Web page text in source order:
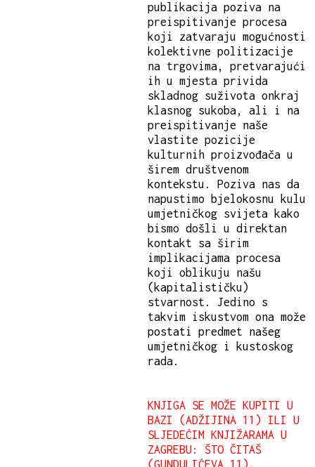
publikacija poziva na
preispitivanje procesa
koji zatvaraju mogućnosti
kolektivne politizacije
na trgovima, pretvarajući
ih u mjesta privida
skladnog suživota onkraj
klasnog sukoba, ali i na
preispitivanje naše
vlastite pozicije
kulturnih proizvođača u
širem društvenom
kontekstu. Poziva nas da
napustimo bjelokosnu kulu
umjetničkog svijeta kako
bismo došli u direktan
kontakt sa širim
implikacijama procesa
koji oblikuju našu
(kapitalističku)
stvarnost. Jedino s
takvim iskustvom ona može
postati predmet našeg
umjetničkog i kustoskog
rada.
KNJIGA SE MOŽE KUPITI U
BAZI (ADŽIJINA 11) ILI U
SLJEDEĆIM KNJIŽARAMA U
ZAGREBU: ŠTO ČITAŠ
(GUNDULIĆEVA 11),